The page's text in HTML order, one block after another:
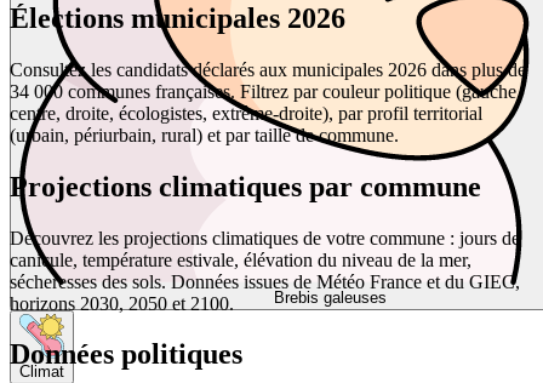
Brebis galeuses
Climat
Élections municipales 2026
Consultez les candidats déclarés aux municipales 2026 dans plus de
34 000 communes françaises. Filtrez par couleur politique (gauche,
centre, droite, écologistes, extrême-droite), par profil territorial
(urbain, périurbain, rural) et par taille de commune.
Projections climatiques par commune
Découvrez les projections climatiques de votre commune : jours de
canicule, température estivale, élévation du niveau de la mer,
sécheresses des sols. Données issues de Météo France et du GIEC,
horizons 2030, 2050 et 2100.
Données politiques